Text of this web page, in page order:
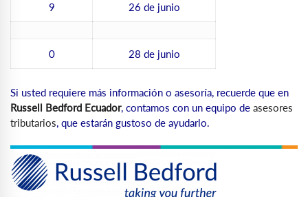
9 26 de junio
0 28 de junio
Si usted requiere más información o asesoría, recuerde que en
Russell Bedford Ecuador, contamos con un equipo de asesores
tributarios, que estarán gustoso de ayudarlo.